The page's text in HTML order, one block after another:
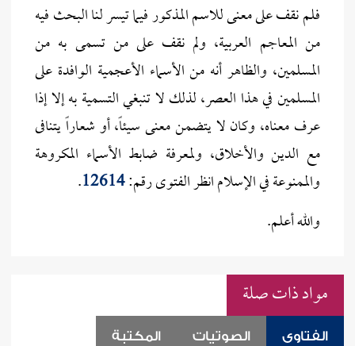
فلم نقف على معنى للاسم المذكور فيما تيسر لنا البحث فيه
من المعاجم العربية، ولم نقف على من تسمى به من
المسلمين، والظاهر أنه من الأسماء الأعجمية الوافدة على
المسلمين في هذا العصر، لذلك لا تنبغي التسمية به إلا إذا
عرف معناه، وكان لا يتضمن معنى سيئاً، أو شعاراً يتنافى
مع الدين والأخلاق، ولمعرفة ضابط الأسماء المكروهة
والممنوعة في الإسلام انظر الفتوى رقم:12614
.
والله أعلم.
مواد ذات صلة
الفتاوى الصوتيات المكتبة